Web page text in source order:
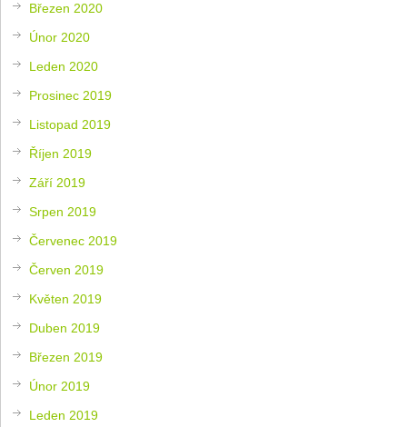
Březen 2020
Únor 2020
Leden 2020
Prosinec 2019
Listopad 2019
Říjen 2019
Září 2019
Srpen 2019
Červenec 2019
Červen 2019
Květen 2019
Duben 2019
Březen 2019
Únor 2019
Leden 2019